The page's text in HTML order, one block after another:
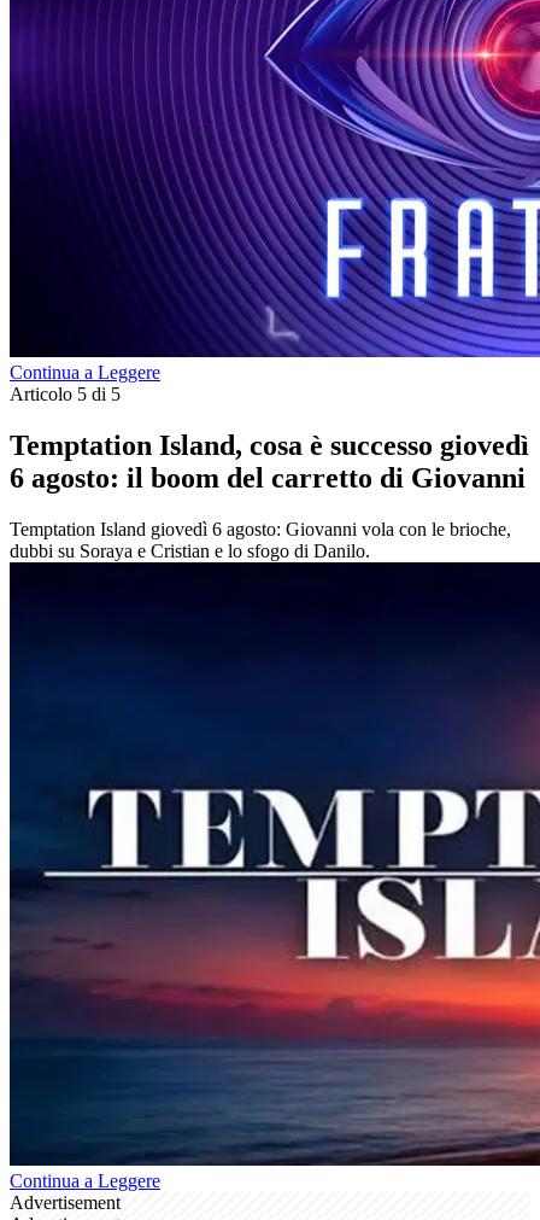
Continua a Leggere
Articolo 5 di 5
Temptation Island, cosa è successo giovedì
6 agosto: il boom del carretto di Giovanni
Temptation Island giovedì 6 agosto: Giovanni vola con le brioche,
dubbi su Soraya e Cristian e lo sfogo di Danilo.
Continua a Leggere
Advertisement